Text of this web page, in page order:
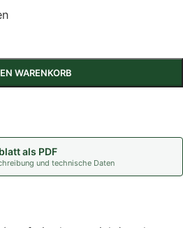
WARENKORB
als PDF
und technische Daten